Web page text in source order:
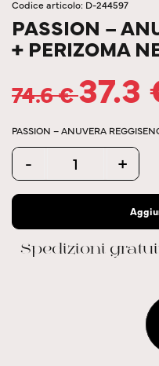
Codice articolo: D-244597
PASSION –
+ PERIZOMA
74.6€37.3
PASSION – ANUVERA
Quantity
- +
Spedizioni